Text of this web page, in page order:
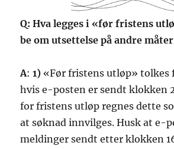
Q: Hva legges i «før fristens
be om utsettelse på andre
A:1) «Før fristens utløp» tolkes
hvis e-posten er sendt klokken
for fristens utløp regnes dette
at søknad innvilges. Husk at e-
meldinger sendt etter klokken